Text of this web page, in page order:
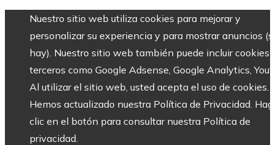
Nuestro sitio web utiliza cookies para mejorar y
personalizar su experiencia y para mostrar anuncios
hay). Nuestro sitio web también puede incluir cookies
terceros como Google Adsense, Google Analytics,
Al utilizar el sitio web, usted acepta el uso de cookies.
Hemos actualizado nuestra Política de Privacidad.
clic en el botón para consultar nuestra Política de
privacidad.